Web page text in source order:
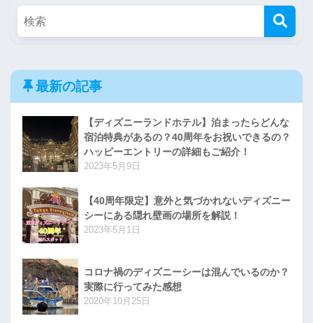
最新の記事
【ディズニーランドホテル】泊まったらどんな
宿泊特典があるの？40周年をお祝いできるの？
ハッピーエントリーの詳細もご紹介！
2023年5月9日
【40周年限定】意外と気づかれないディズニー
シーにある隠れ壁画の場所を解説！
2023年5月1日
コロナ禍のディズニーシーは混んでいるのか？
実際に行ってみた感想
2020年10月25日